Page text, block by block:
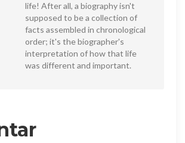
life! After all, a biography isn't
supposed to be a collection of
facts assembled in chronological
order; it's the biographer's
interpretation of how that life
was different and important.